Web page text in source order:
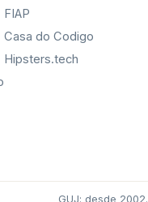
FIAP
Casa do Codigo
Hipsters.tech
GUJ: desde 2002.